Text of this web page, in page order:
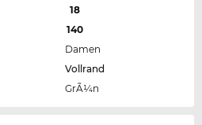
18
140
Damen
Vollrand
GrÃ¼n